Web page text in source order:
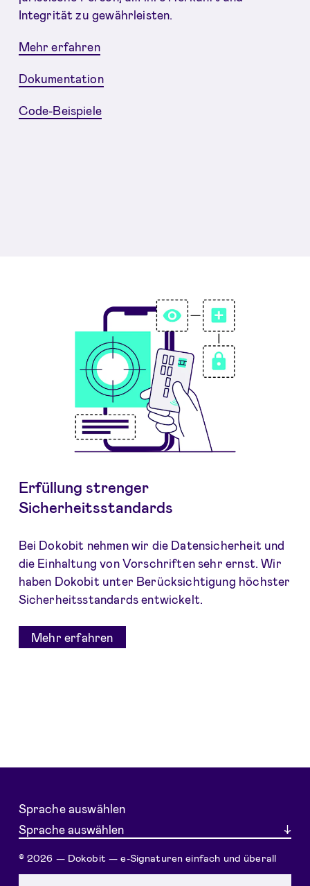
Integrität zu gewährleisten.
Mehr erfahren
Dokumentation
Code-Beispiele
Erfüllung strenger
Sicherheitsstandards
Bei Dokobit nehmen wir die Datensicherheit und
die Einhaltung von Vorschriften sehr ernst. Wir
haben Dokobit unter Berücksichtigung höchster
Sicherheitsstandards entwickelt.
Mehr erfahren
Sprache auswählen
Sprache auswählen
© 2026 — Dokobit — e-Signaturen einfach und überall